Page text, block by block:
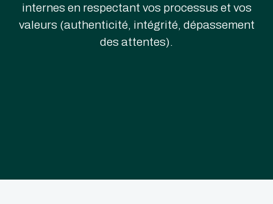
internes en respectant vos processus et vos
valeurs (authenticité, intégrité, dépassement
des attentes).